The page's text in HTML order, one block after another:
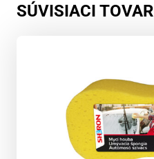
SÚVISIACI TOVAR